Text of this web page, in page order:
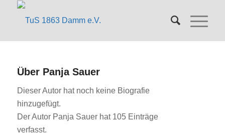
Über Panja Sauer
Dieser Autor hat noch keine Biografie
hinzugefügt.
Der Autor Panja Sauerhat 105 Einträge
verfasst.